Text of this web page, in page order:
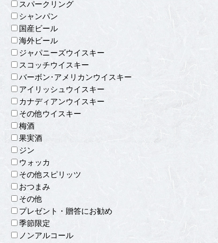
スパークリング
シャンパン
国産ビール
海外ビール
ジャパニーズウイスキー
スコッチウイスキー
バーボン･アメリカンウイスキー
アイリッシュウイスキー
カナディアンウイスキー
その他ウイスキー
梅酒
果実酒
ジン
ウォッカ
その他スピリッツ
おつまみ
その他
プレゼント・贈答にお勧め
季節限定
ノンアルコール